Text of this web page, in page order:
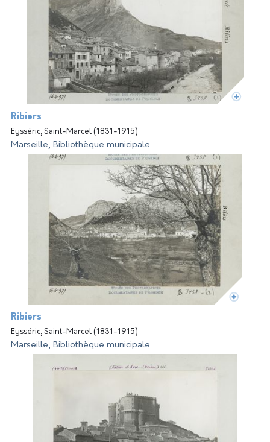
Ribiers
Eysséric, Saint-Marcel (1831-1915)
Marseille, Bibliothèque municipale
Ribiers
Eysséric, Saint-Marcel (1831-1915)
Marseille, Bibliothèque municipale